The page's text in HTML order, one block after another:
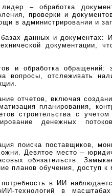
– обработка
проверки и
в администрировании и
данных и
документации,
и обработка обращений:
вопросы, отслеживать
отчетов, включая
планирования,
строительства с учетом
денежных
поиска поставщиков,
Девятое место –
обязательств.
планов обучения, доступ к
в ИИ
технологий в